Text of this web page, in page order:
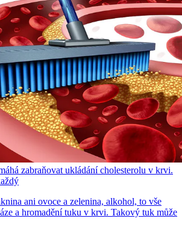
zabraňovat ukládání cholesterolu v krvi.
ani ovoce a zelenina, alkohol, to vše
a hromadění tuku v krvi. Takový tuk může